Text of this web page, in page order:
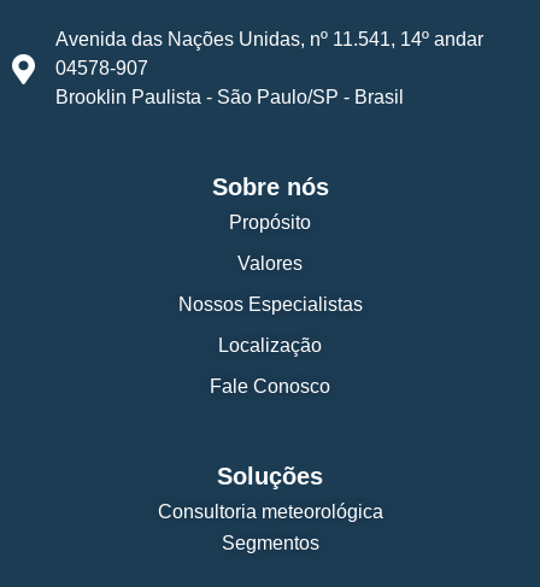
Avenida das Nações Unidas, nº 11.541, 14º andar
04578-907
Brooklin Paulista - São Paulo/SP - Brasil
Sobre nós
Propósito
Valores
Nossos Especialistas
Localização
Fale Conosco
Soluções
Consultoria meteorológica
Segmentos